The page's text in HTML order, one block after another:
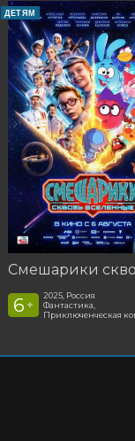
ДЕТЯМ
6 +
2025, Россия
Фантастика,
Приключенческая